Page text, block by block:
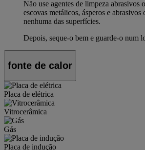
Não use agentes de limpeza abrasivos
escovas metálicos, ásperos e
nenhuma das superfícies.
Depois, seque-o bem e guarde-o num
fonte de calor
Placa de elétrica
Vitrocerâmica
Gás
Placa de indução